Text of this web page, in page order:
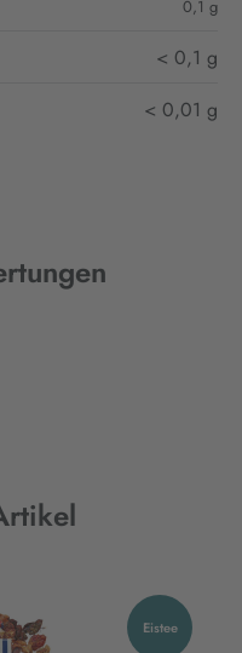
0,1 g
< 0,1 g
< 0,01 g
Eistee